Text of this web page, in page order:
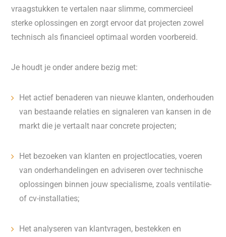
vraagstukken te vertalen naar slimme, commercieel
sterke oplossingen en zorgt ervoor dat projecten zowel
technisch als financieel optimaal worden voorbereid.
Je houdt je onder andere bezig met:
Het actief benaderen van nieuwe klanten, onderhouden
van bestaande relaties en signaleren van kansen in de
markt die je vertaalt naar concrete projecten;
Het bezoeken van klanten en projectlocaties, voeren
van onderhandelingen en adviseren over technische
oplossingen binnen jouw specialisme, zoals ventilatie-
of cv-installaties;
Het analyseren van klantvragen, bestekken en